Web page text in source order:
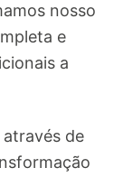
nosso
e
a
de